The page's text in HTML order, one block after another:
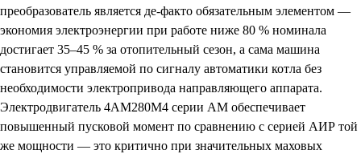
преобразователь является де-факто обязательным элементом —
экономия электроэнергии при работе ниже 80 % номинала
достигает 35–45 % за отопительный сезон, а сама машина
становится управляемой по сигналу автоматики котла без
необходимости электропривода направляющего аппарата.
Электродвигатель 4АМ280М4 серии АМ обеспечивает
повышенный пусковой момент по сравнению с серией АИР той
же мощности — это критично при значительных маховых